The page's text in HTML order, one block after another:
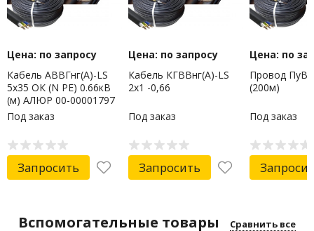
Цена: по запросу
Кабель АВВГнг(А)-LS
5х35 ОК (N PE) 0.66кВ
(м) АЛЮР 00-00001797
Под заказ
Запросить
Цена: по запросу
Кабель КГВВнг(А)-LS
2х1 -0,66
Под заказ
Запросить
Цена: по
Провод ПуВ-
(200м)
Под заказ
Вспомогательные товары Сравнить все